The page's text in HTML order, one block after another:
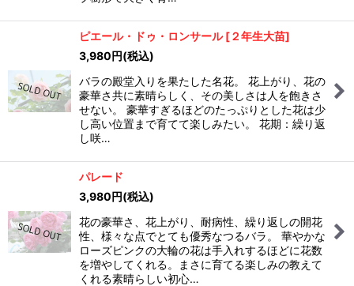
ピエール・ドゥ・ロンサール [２年生大苗]
3,980円(税込)
バラの殿堂入りを果たした名花。 花上がり、花の
豪華さ共に素晴らしく、その美しさは人を飽きさ
せない。 豪華すぎるほどのたっぷりとした花は少
し高い位置まで育てて楽しみたい。 花期：繰り返
し咲…
パレード
3,980円(税込)
花の豪華さ、花上がり、耐病性、繰り返しの開花
性、様々な点でとても優秀なつるバラ。 華やかな
ローズピンクの大輪の花は手入れするほどに花数
を増やしてくれる。まさに育てる楽しみの教えて
くれる素晴らしい初心…